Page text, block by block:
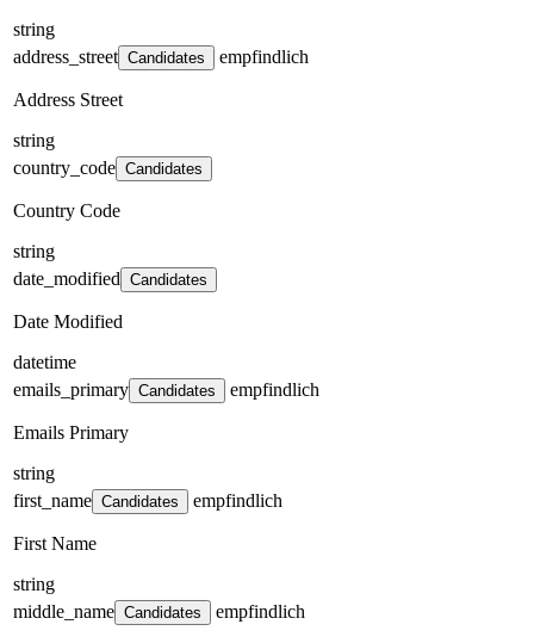
string
address_street Candidates empfindlich
Address Street
string
country_code Candidates
Country Code
string
date_modified Candidates
Date Modified
datetime
emails_primary Candidates empfindlich
Emails Primary
string
first_name Candidates empfindlich
First Name
string
middle_name Candidates empfindlich